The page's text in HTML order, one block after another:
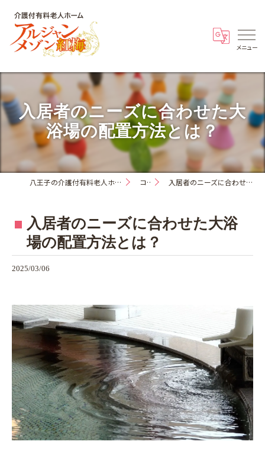
入居者のニーズに合わせた大
浴場の配置方法とは？
八王子の介護付有料老人ホーム・アルジャンメゾン紅梅 コラム 入居者のニーズに合わせた大浴場の配置方法とは？
入居者のニーズに合わせた大浴
場の配置方法とは？
2025/03/06